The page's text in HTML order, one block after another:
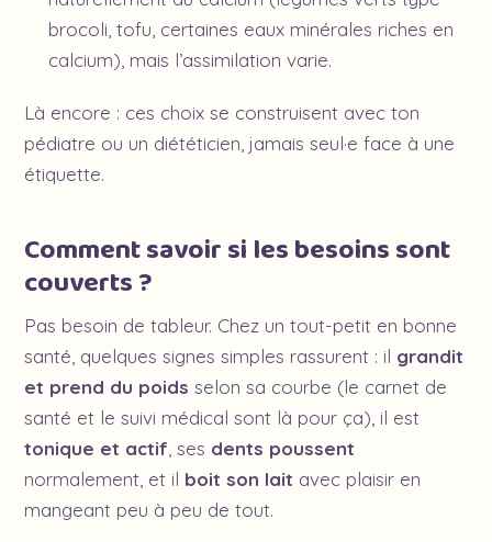
brocoli, tofu, certaines eaux minérales riches en
calcium), mais l’assimilation varie.
Là encore : ces choix se construisent avec ton
pédiatre ou un diététicien, jamais seul·e face à une
étiquette.
Comment savoir si les besoins sont
couverts ?
Pas besoin de tableur. Chez un tout-petit en bonne
santé, quelques signes simples rassurent : il grandit
et prend du poids selon sa courbe (le carnet de
santé et le suivi médical sont là pour ça), il est
tonique et actif , ses dents poussent
normalement, et il boit son lait avec plaisir en
mangeant peu à peu de tout.